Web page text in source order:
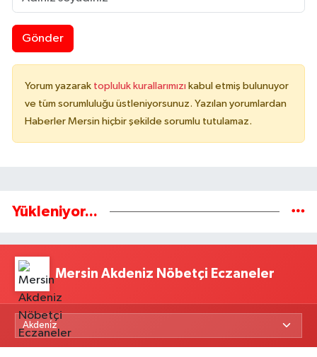
Gönder
Yorum yazarak topluluk kurallarımızı kabul etmiş bulunuyor
ve tüm sorumluluğu üstleniyorsunuz. Yazılan yorumlardan
Haberler Mersin hiçbir şekilde sorumlu tutulamaz.
Yükleniyor...
Mersin Akdeniz Nöbetçi Eczaneler